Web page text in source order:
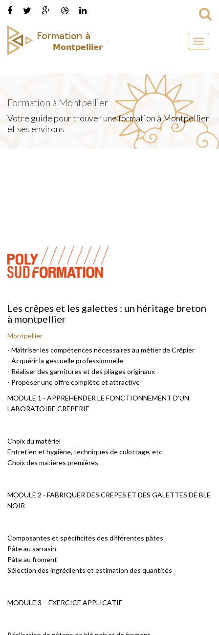
Toggle
Formation à Montpellier
Votre guide pour trouver une formation à Montpellier
et ses environs
Les crêpes et les galettes : un héritage breton
à montpellier
Montpellier
- Maîtriser les compétences nécessaires au métier de Crêpier
- Acquérir la gestuelle professionnelle
- Réaliser des garnitures et des pliages originaux
- Proposer une offre complète et attractive
MODULE 1 - APPREHENDER LE FONCTIONNEMENT D'UN
LABORATOIRE CREPERIE
Choix du matériel
Entretien et hygiène, techniques de culottage, etc
Choix des matières premières
MODULE 2 - FABRIQUER DES CREPES ET DES GALETTES DE BLE
NOIR
Composantes et spécificités des différentes pâtes
Pâte au sarrasin
Pâte au froment
Sélection des ingrédients et estimation des quantités
MODULE 3 – EXERCICE APPLICATIF